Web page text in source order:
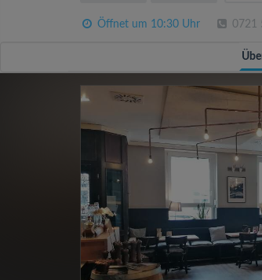
Öffnet um 10:30 Uhr 0721